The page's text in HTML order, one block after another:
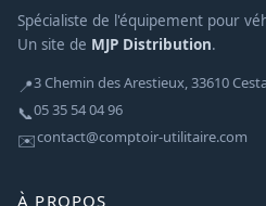
Spécialiste de l'équipement pour
Un site de MJP Distribution.
📍3 Chemin des Arestieux, 33610
📞05 35 54 04 96
✉️contact@comptoir-utilitaire.com
À PROPOS